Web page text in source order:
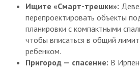
Ищите «Смарт-трешки»:
перепроектировать объекты
планировки с компактными
чтобы вписаться в общий
ребенком.
Пригород — спасение: В